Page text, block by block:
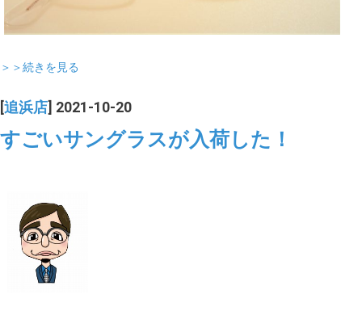
＞＞続きを見る
[追浜店] 2021-10-20
すごいサングラスが入荷した！